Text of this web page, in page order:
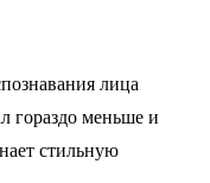
лица
гораздо меньше и
стильную